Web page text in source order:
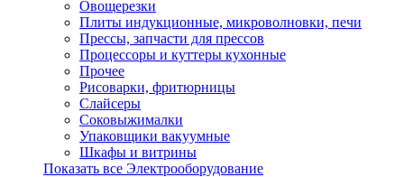
Овощерезки
Плиты индукционные, микроволновки, печи
Прессы, запчасти для прессов
Процессоры и куттеры кухонные
Прочее
Рисоварки, фритюрницы
Слайсеры
Соковыжималки
Упаковщики вакуумные
Шкафы и витрины
Показать все Электрооборудование